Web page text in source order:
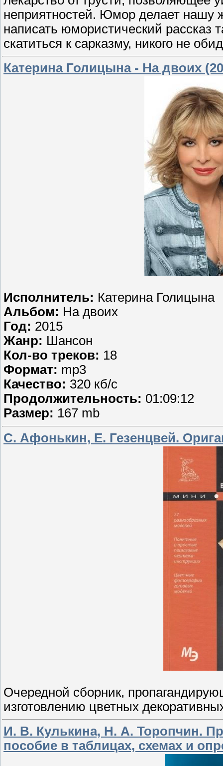
неприятностей. Юмор делает нашу
написать юмористический рассказ
скатиться к сарказму, никого не
Катерина Голицына - На двоих
Исполнитель: Катерина Голицына
Альбом: На двоих
Год: 2015
Жанр: Шансон
Кол-во треков: 18
Формат: mp3
Качество: 320 кб/с
Продолжительность: 01:09:12
Размер: 167 mb
С. Афонькин, Е. Гезенцвей.
Очередной сборник,
изготовлению цветных
И. В. Кулькина, Н. А. Торопчин.
пособие в таблицах, схемах и